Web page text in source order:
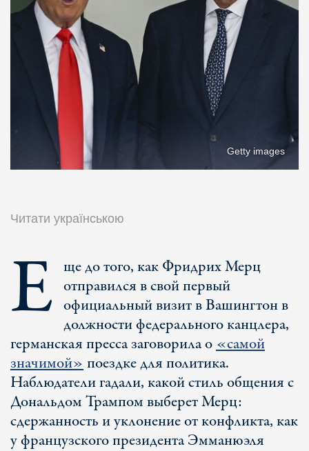
Getty images
Читати українською
Е ще до того, как Фридрих Мерц
отправился в свой первый
официальный визит в Вашингтон в
должности федерального канцлера,
германская пресса заговорила о«самой
значимой»поездке для политика.
Наблюдатели гадали, какой стиль общения с
Дональдом Трампом выберет Мерц:
сдержанность и уклонение от конфликта, как
у французского президента Эмманюэля